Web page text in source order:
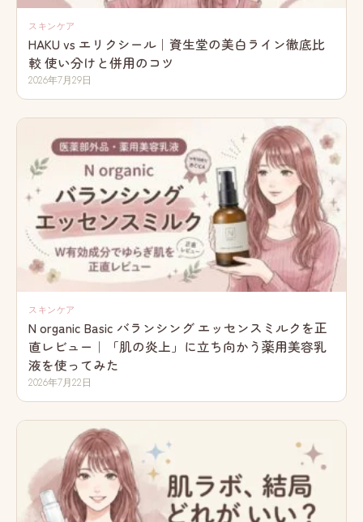
スキンケア
HAKU vs エリクシール｜資生堂の美白ライン徹底比
較 使い分けと併用のコツ
2026年7月29日
スキンケア
N organic Basic バランシング エッセンスミルクを正
直レビュー｜「肌の炎上」に立ち向かう薬用美容乳
液を使ってみた
2026年7月22日